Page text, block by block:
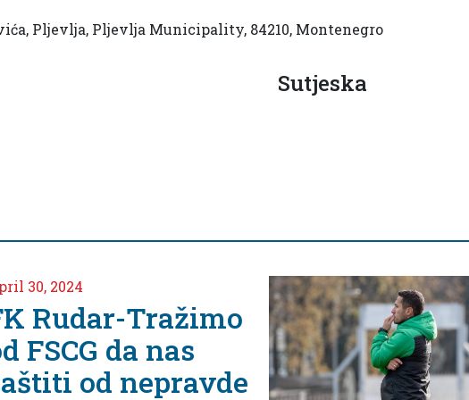
Pljevlja, Pljevlja Municipality, 84210, Montenegro
Sutjeska
Nedjeljko Vlahović
uoči meča protiv
ekipe Arsenala iz